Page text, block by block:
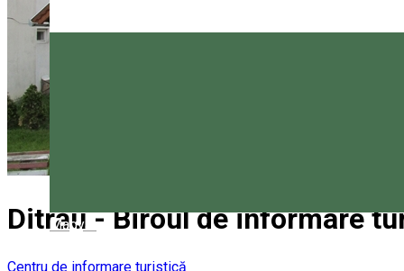
Magyar
Ditrău - Biroul de informare
Centru de informare turistică